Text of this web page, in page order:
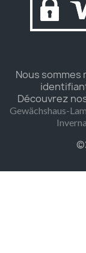
Nous sommes
Découvrez
Gewächshaus-